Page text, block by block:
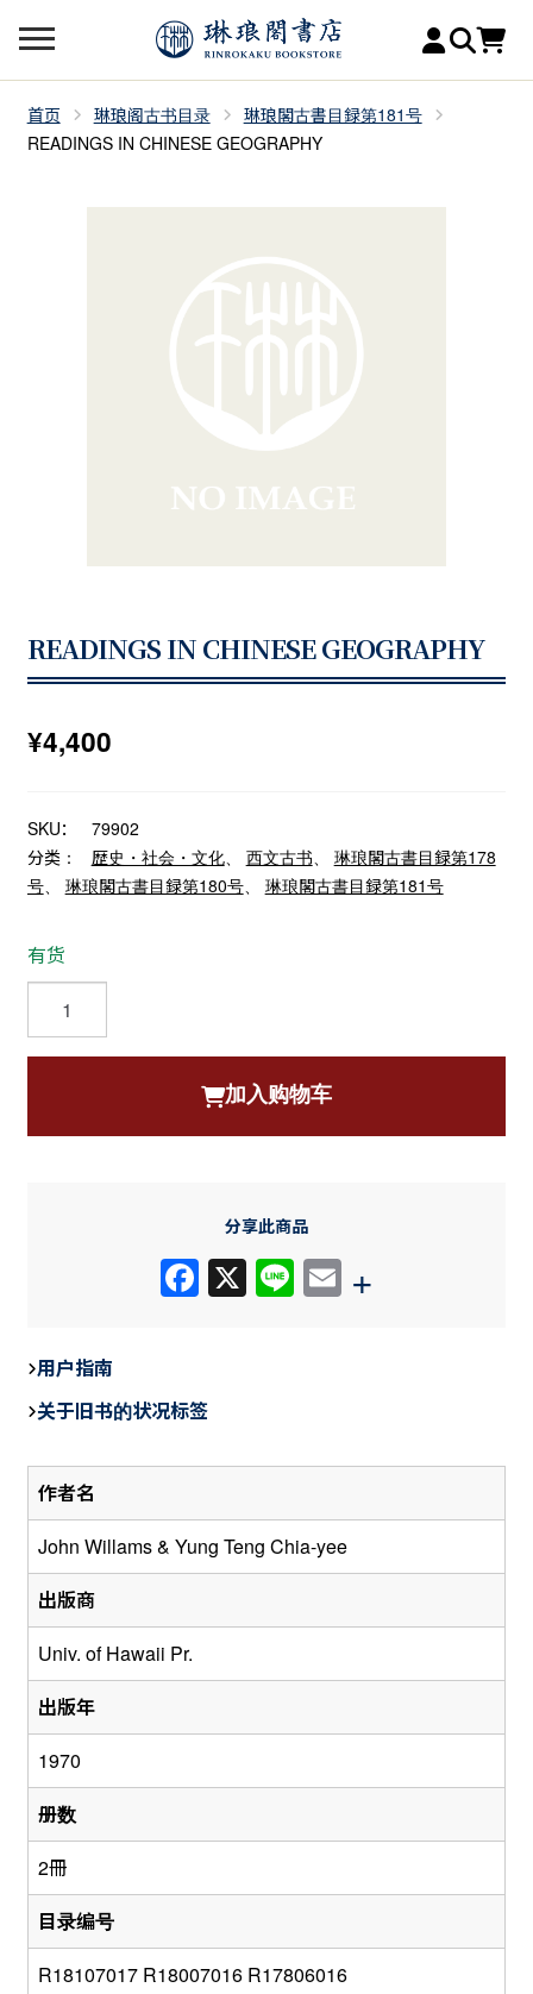
首页 琳琅阁古书目录
琳琅閣古書目録第181号
READINGS IN CHINESE GEOGRAPHY
READINGS IN CHINESE GEOGRAPHY
¥4,400
SKU：
79902
分类：
歴史・社会・文化、 西文古书
琳琅閣古書目録第178
号、 琳琅閣古書目録第180号、 琳琅閣古書目録第181号
作者名
John Willams & Yung Teng Chia-yee
出版商
Univ. of Hawaii Pr.
出版年
1970
册数
2冊
目录编号
R18107017 R18007016 R17806016
有货
IN
CHINESE
数
加入购物车
分享此商品
F
e
b
o
o
k
X Li E
+
用户指南
关于旧书的状况标签